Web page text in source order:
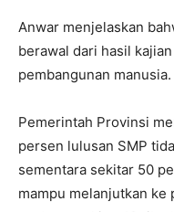
Anwar menjelaskan
berawal dari hasil
pembangunan manusia.
Pemerintah Provinsi
persen lulusan SMP
sementara sekitar 50
mampu melanjutkan